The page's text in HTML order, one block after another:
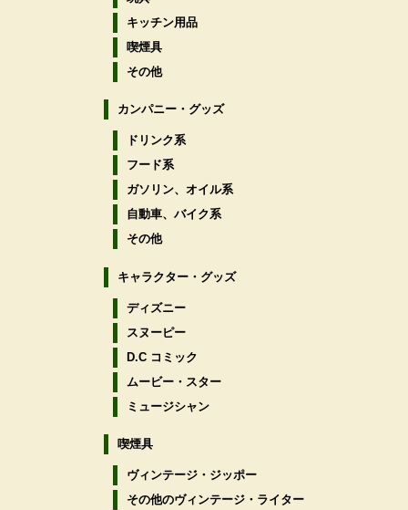
キッチン用品
喫煙具
その他
カンパニー・グッズ
ドリンク系
フード系
ガソリン、オイル系
自動車、バイク系
その他
キャラクター・グッズ
ディズニー
スヌーピー
D.C コミック
ムービー・スター
ミュージシャン
喫煙具
ヴィンテージ・ジッポー
その他のヴィンテージ・ライター